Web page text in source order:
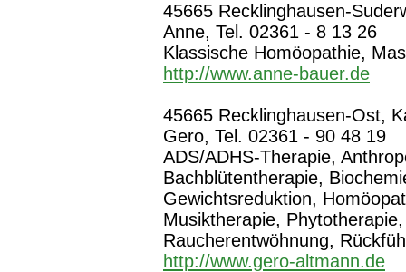
45665 Recklinghausen-
Anne, Tel. 02361 - 8 13 26
Klassische Homöopathie,
http://www.anne-bauer.de
45665 Recklinghausen-Ost,
Gero, Tel. 02361 - 90 48 19
ADS/ADHS-Therapie,
Bachblütentherapie,
Gewichtsreduktion,
Musiktherapie,
Raucherentwöhnung,
http://www.gero-altmann.de